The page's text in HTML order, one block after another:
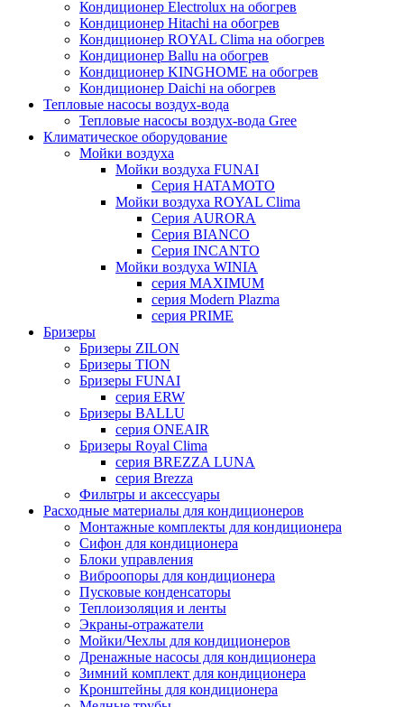
Кондиционер Electrolux на обогрев
Кондиционер Hitachi на обогрев
Кондиционер ROYAL Clima на обогрев
Кондиционер Ballu на обогрев
Кондиционер KINGHOME на обогрев
Кондиционер Daichi на обогрев
Тепловые насосы воздух-вода
Тепловые насосы воздух-вода Gree
Климатическое оборудование
Мойки воздуха
Мойки воздуха FUNAI
Серия HATAMOTO
Мойки воздуха ROYAL Clima
Серия AURORA
Серия BIANCO
Серия INCANTO
Мойки воздуха WINIA
серия MAXIMUM
серия Modern Plazma
серия PRIME
Бризеры
Бризеры ZILON
Бризеры TION
Бризеры FUNAI
серия ERW
Бризеры BALLU
серия ONEAIR
Бризеры Royal Clima
серия BREZZA LUNA
серия Brezza
Фильтры и аксессуары
Расходные материалы для кондиционеров
Монтажные комплекты для кондиционера
Сифон для кондиционера
Блоки управления
Виброопоры для кондиционера
Пусковые конденсаторы
Теплоизоляция и ленты
Экраны-отражатели
Мойки/Чехлы для кондиционеров
Дренажные насосы для кондиционера
Зимний комплект для кондиционера
Кронштейны для кондиционера